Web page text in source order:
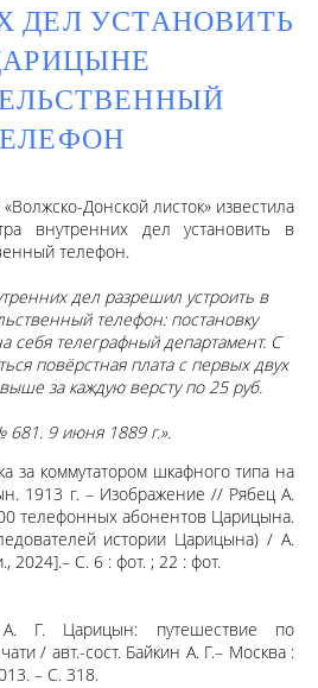
ДЕЛ УСТАНОВИТЬ
Донской листок» известила
внутренних дел установить в
телефон.
дел разрешил устроить в
телефон: постановку
себя телеграфный департамент. С
повёрстная плата с первых двух
за каждую версту по 25 руб.
681. 9 июня 1889 г.».
за коммутатором шкафного типа на
1913 г. – Изображение // Рябец А.
телефонных абонентов Царицына.
истории Царицына) / А.
2024].– С. 6 : фот. ; 22 : фот.
Г. Царицын: путешествие по
/ авт.-сост. Байкин А. Г.– Москва :
– С. 318.